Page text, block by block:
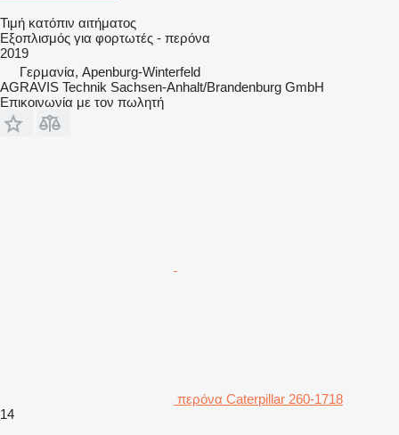
Τιμή κατόπιν αιτήματος
Εξοπλισμός για φορτωτές - περόνα
2019
Γερμανία, Apenburg-Winterfeld
AGRAVIS Technik Sachsen-Anhalt/Brandenburg GmbH
Επικοινωνία με τον πωλητή
περόνα Caterpillar 260-1718
14